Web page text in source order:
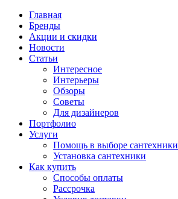
Главная
Бренды
Акции и скидки
Новости
Статьи
Интересное
Интерьеры
Обзоры
Советы
Для дизайнеров
Портфолио
Услуги
Помощь в выборе сантехники
Установка сантехники
Как купить
Способы оплаты
Рассрочка